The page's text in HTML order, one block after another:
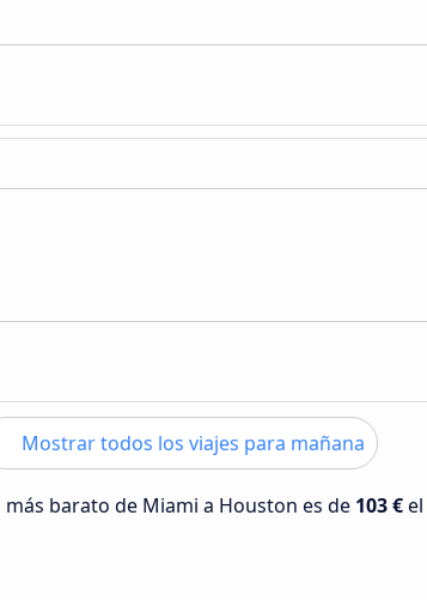
Mostrar todos los viajes para mañana
barato de Miami a Houston es de 103 €el